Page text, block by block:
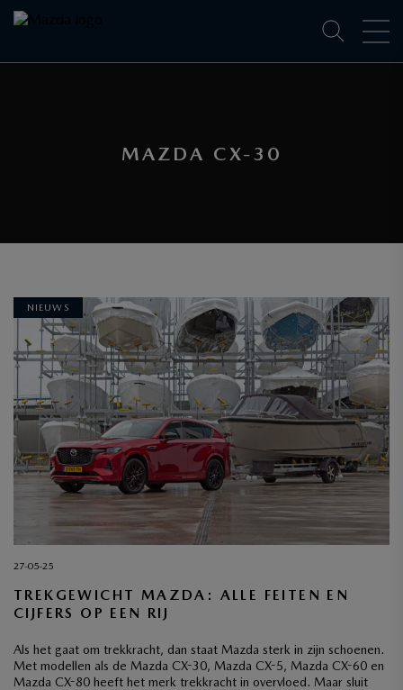
MAZDA CX-30
NIEUWS
27-05-25
TREKGEWICHT MAZDA: ALLE FEITEN EN
CIJFERS OP EEN RIJ
Als het gaat om trekkracht, dan staat Mazda sterk in zijn schoenen.
Met modellen als de Mazda CX-30, Mazda CX-5, Mazda CX-60 en
Mazda CX-80 heeft het merk trekkracht in overvloed. Maar sluit